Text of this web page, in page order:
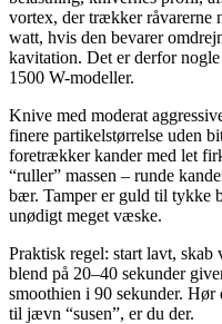
vortex, der trækker råvarerne
watt, hvis den bevarer
kavitation. Det er derfor
1500 W-modeller.
Knive med moderat
finere partikelstørrelse uden
foretrækker kander med let
“ruller” massen – runde
bær. Tamper er guld til tykke
unødigt meget væske.
Praktisk regel: start lavt,
blend på 20–40 sekunder
smoothien i 90 sekunder.
til jævn “susen”, er du der.